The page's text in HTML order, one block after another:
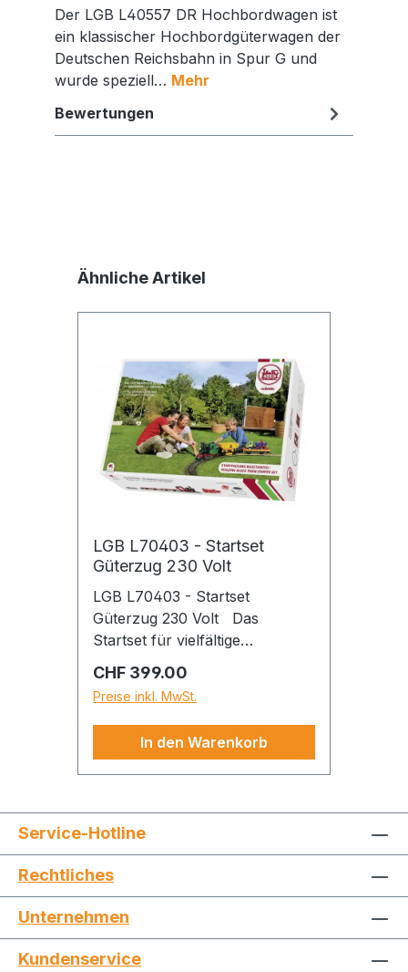
Kopieren
Whatsapp
Der LGB L40557 DR Hochbordwagen ist
ein klassischer Hochbordgüterwagen der
Deutschen Reichsbahn in Spur G und
wurde speziell… Mehr
Bewertungen
Produktgalerie überspringen
Ähnliche Artikel
LGB L70403 - Startset
Güterzug 230 Volt
LGB L70403 - Startset
Güterzug 230 Volt Das
Startset für vielfältige
mit Dampflok „Stainz“, einem
Schotterwagen und einem
beladenen Niederbordwagen,
Die Dampflok ist mit einem
leistungsstarken Motor
ein elektronisches
Dampflokgeräusch und einen
Dampfentwickler, Das Set
enthält außerdem einen
kompletten Gleiskreis
(Durchmesser 1,290 mm) sowie
und Fahrgerät, Das abgebildete
Regulärer Preis:
CHF 399.00
Preise inkl. MwSt.
In den Warenkorb
Service-Hotline
Rechtliches
Unternehmen
Kundenservice